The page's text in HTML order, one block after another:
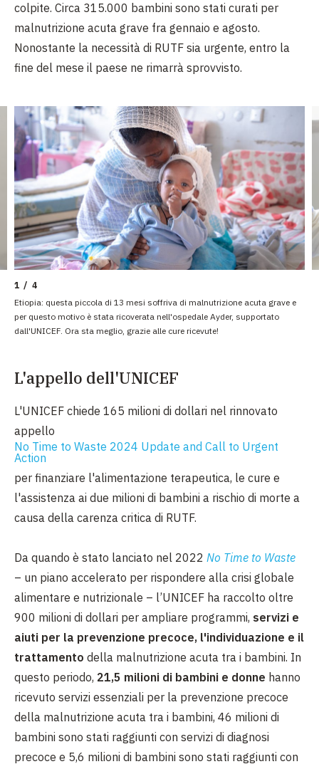
colpite. Circa 315.000 bambini sono stati curati per
malnutrizione acuta grave fra gennaio e agosto.
Nonostante la necessità di RUTF sia urgente, entro la
fine del mese il paese ne rimarrà sprovvisto.
1 / 4
Etiopia: questa piccola di 13 mesi soffriva di malnutrizione acuta grave e
per questo motivo è stata ricoverata nell'ospedale Ayder, supportato
dall'UNICEF. Ora sta meglio, grazie alle cure ricevute!
L'appello dell'UNICEF
L'UNICEF chiede 165 milioni di dollari nel rinnovato
appello
No Time to Waste 2024 Update and Call to Urgent
Action
per finanziare l'alimentazione terapeutica, le cure e
l'assistenza ai due milioni di bambini a rischio di morte a
causa della carenza critica di RUTF.
Da quando è stato lanciato nel 2022 No Time to Waste
– un piano accelerato per rispondere alla crisi globale
alimentare e nutrizionale – l’UNICEF ha raccolto oltre
900 milioni di dollari per ampliare programmi, servizi e
aiuti per la prevenzione precoce, l'individuazione e il
trattamento della malnutrizione acuta tra i bambini. In
questo periodo, 21,5 milioni di bambini e donne hanno
ricevuto servizi essenziali per la prevenzione precoce
della malnutrizione acuta tra i bambini, 46 milioni di
bambini sono stati raggiunti con servizi di diagnosi
precoce e 5,6 milioni di bambini sono stati raggiunti con